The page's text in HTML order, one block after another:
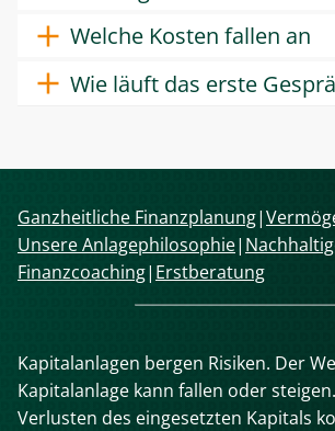
Welche Kosten fallen an
Wie läuft das erste
Navigation
überspringen
Ganzheitliche Finanzplanung
Unsere Anlagephilosophie
Finanzcoaching Erstberatung
Kapitalanlagen bergen Risiken. Der
Kapitalanlage kann fallen oder
Verlusten des eingesetzten Kapitals